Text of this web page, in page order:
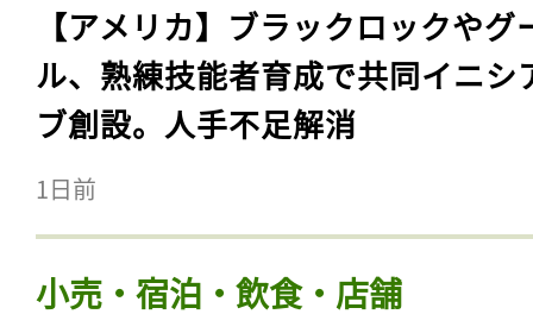
【アメリカ】ブラックロックやグ
ル、熟練技能者育成で共同イニシ
ブ創設。人手不足解消
1日前
小売・宿泊・飲食・店舗